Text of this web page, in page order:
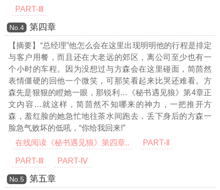
PART-Ⅲ
Νο.4 第四章
【摘要】“总经理”他怎么会在这里出现明明他的行程是排定
与客户用餐，而且还在大老远的郊区，离公司至少也有一
个小时的车程。因为没想过与方森会在这里碰面，简茴然
表情僵硬的回他一个微笑，可那笑看起来比哭还难看。方
森先是狠狠的瞪她一眼，那锐利 …《秘书遇见狼》第4章正
文内容… 就这样，简茴然不知哪来的神力，一把推开方
森，羞红脸的她急忙地往茶水间跑去，丢下身后的方森一
脸急气败坏的低吼，“你给我回来!”
在线阅读《秘书遇见狼》第四章..
PART-Ⅱ
PART-Ⅲ PART-Ⅳ
Νο.5 第五章